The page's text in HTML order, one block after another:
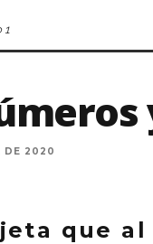
DE 2020
que al